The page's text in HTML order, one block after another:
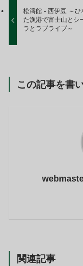
松濤館 - 西伊豆 ～ひ
た漁港で富士山とシ
ラとラブライブ～
この記事を書
関連記事